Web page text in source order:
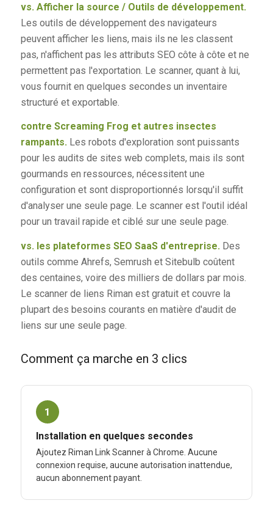
vs. Afficher la source / Outils de développement.
Les outils de développement des navigateurs
peuvent afficher les liens, mais ils ne les classent
pas, n'affichent pas les attributs SEO côte à côte et ne
permettent pas l'exportation. Le scanner, quant à lui,
vous fournit en quelques secondes un inventaire
structuré et exportable.
contre Screaming Frog et autres insectes
rampants.Les robots d'exploration sont puissants
pour les audits de sites web complets, mais ils sont
gourmands en ressources, nécessitent une
configuration et sont disproportionnés lorsqu'il suffit
d'analyser une seule page. Le scanner est l'outil idéal
pour un travail rapide et ciblé sur une seule page.
vs. les plateformes SEO SaaS d'entreprise.Des
outils comme Ahrefs, Semrush et Sitebulb coûtent
des centaines, voire des milliers de dollars par mois.
Le scanner de liens Riman est gratuit et couvre la
plupart des besoins courants en matière d'audit de
liens sur une seule page.
Comment ça marche en 3 clics
1
Installation en quelques secondes
Ajoutez Riman Link Scanner à Chrome. Aucune
connexion requise, aucune autorisation inattendue,
aucun abonnement payant.